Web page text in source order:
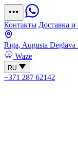
Контакты Доставка и
Rīga, Augusta Deglava
Waze
RU
+371 287 62142